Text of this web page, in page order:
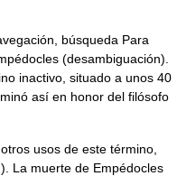
búsqueda Para
(desambiguación).
inactivo, situado a unos 40
así en honor del filósofo
usos de este término,
La muerte de Empédocles